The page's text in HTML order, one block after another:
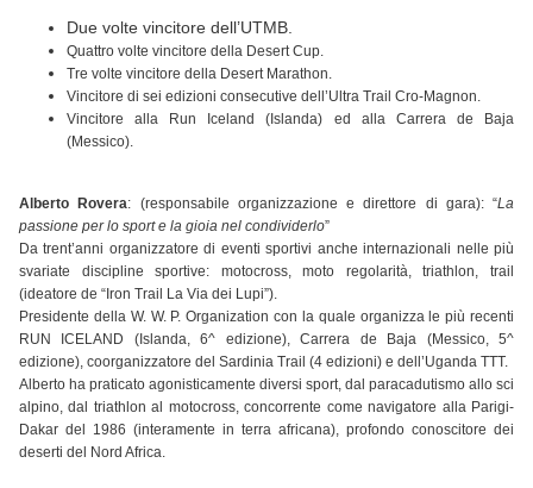
Due volte vincitore dell’UTMB.
Quattro volte vincitore della Desert Cup.
Tre volte vincitore della Desert Marathon.
Vincitore di sei edizioni consecutive dell’Ultra Trail Cro-Magnon.
Vincitore alla Run Iceland (Islanda) ed alla Carrera de Baja
(Messico).
Alberto Rovera: (responsabile organizzazione e direttore di gara): “La
passione per lo sport e la gioia nel condividerlo”
Da trent’anni organizzatore di eventi sportivi anche internazionali nelle più
svariate discipline sportive: motocross, moto regolarità, triathlon, trail
(ideatore de “Iron Trail La Via dei Lupi”).
Presidente della W. W. P. Organization con la quale organizza le più recenti
RUN ICELAND (Islanda, 6^ edizione), Carrera de Baja (Messico, 5^
edizione), coorganizzatore del Sardinia Trail (4 edizioni) e dell’Uganda TTT.
Alberto ha praticato agonisticamente diversi sport, dal paracadutismo allo sci
alpino, dal triathlon al motocross, concorrente come navigatore alla Parigi-
Dakar del 1986 (interamente in terra africana), profondo conoscitore dei
deserti del Nord Africa.